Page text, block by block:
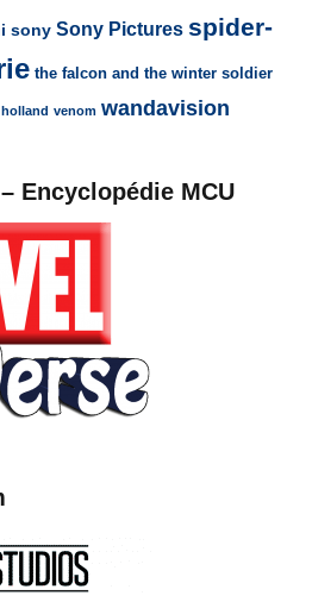
sony Sony Pictures spider-
the falcon and the winter soldier
venom wandavision
Encyclopédie MCU